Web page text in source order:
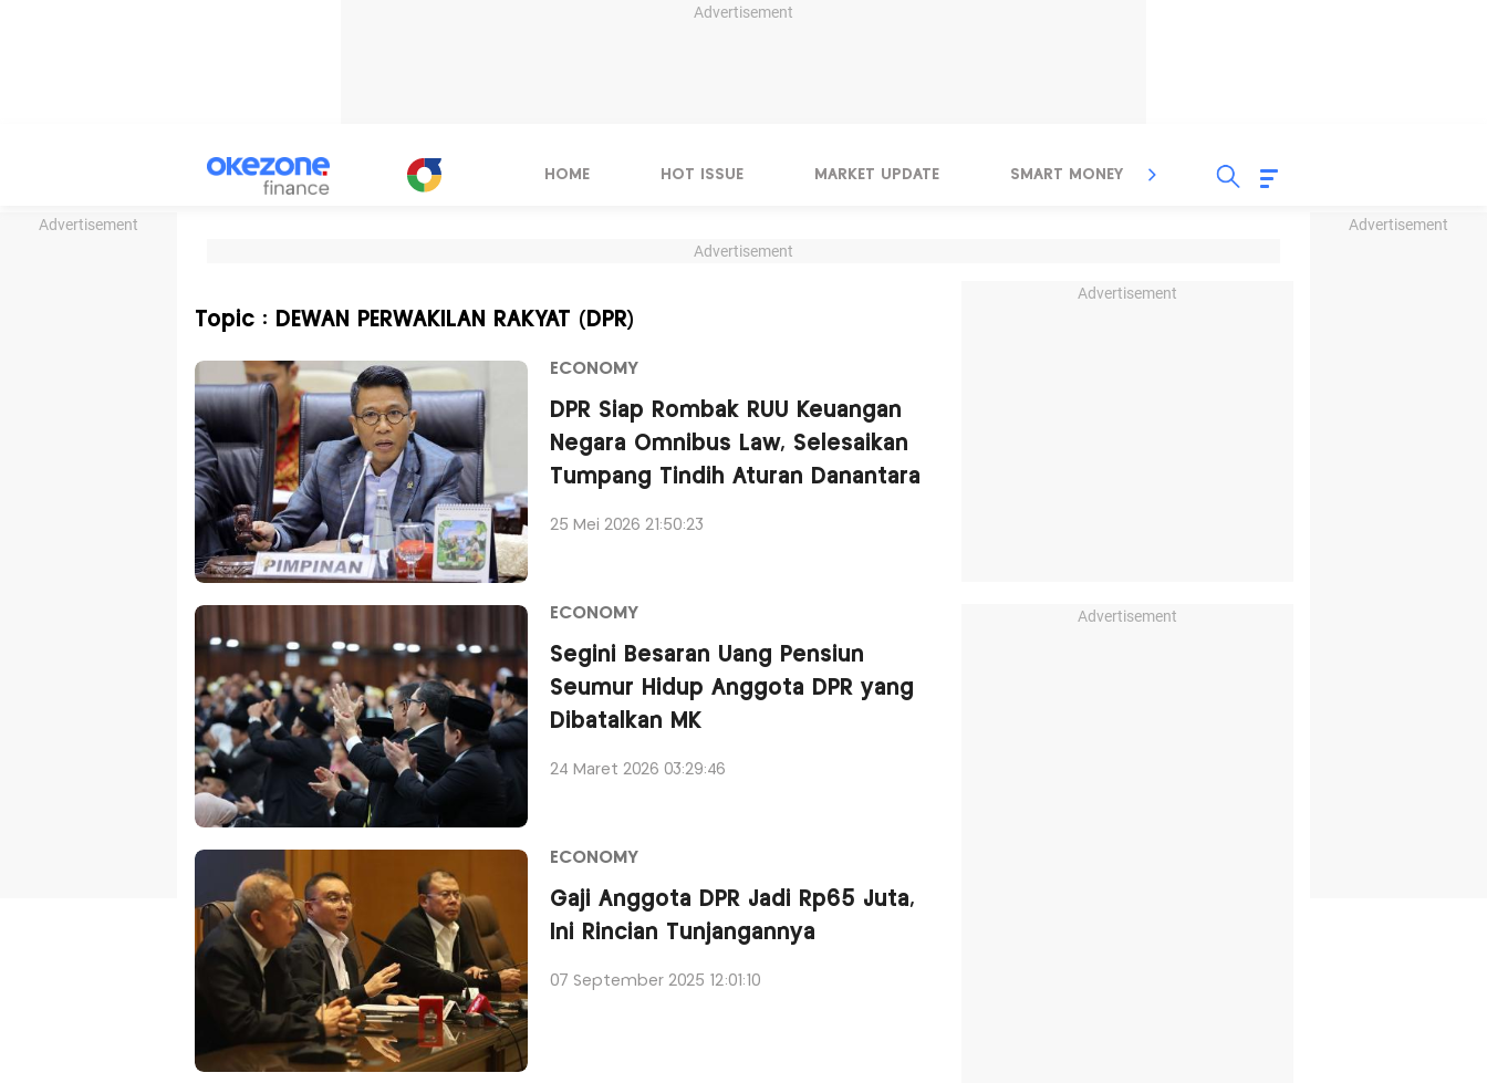
Advertisement
Advertisement Advertisement
HOME HOT ISSUE MARKET UPDATE SMART MONEY INSPIRASI BISNIS
Advertisement
Topic : DEWAN PERWAKILAN RAKYAT (DPR)
ECONOMY
DPR Siap Rombak RUU Keuangan
Negara Omnibus Law, Selesaikan
Tumpang Tindih Aturan Danantara
25 Mei 2026 21:50:23
ECONOMY
Segini Besaran Uang Pensiun
Seumur Hidup Anggota DPR yang
Dibatalkan MK
24 Maret 2026 03:29:46
ECONOMY
Gaji Anggota DPR Jadi Rp65 Juta,
Ini Rincian Tunjangannya
07 September 2025 12:01:10
Advertisement
Advertisement